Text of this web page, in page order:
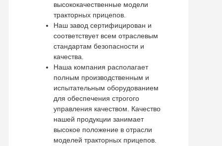
высококачественные модели
тракторных прицепов.
Наш завод сертифицирован и
соответствует всем отраслевым
стандартам безопасности и
качества.
Наша компания располагает
полным производственным и
испытательным оборудованием
для обеспечения строгого
управления качеством. Качество
нашей продукции занимает
высокое положение в отрасли
моделей тракторных прицепов.